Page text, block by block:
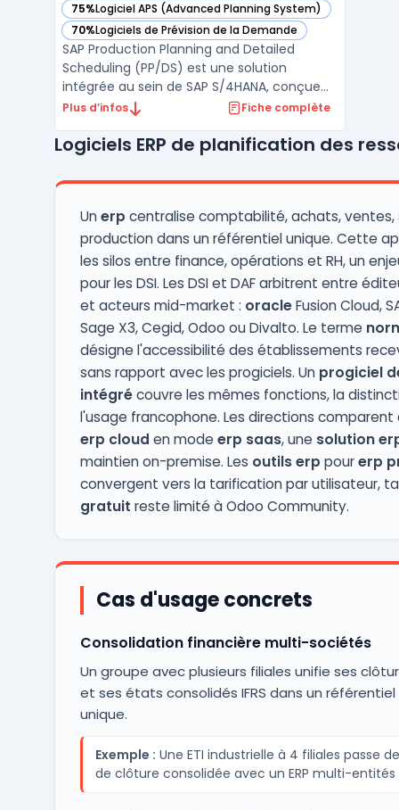
75%Logiciel APS (Advanced Planning System)
— voir SAP Production Planning and Detailed Scheduling
70%Logiciels de Prévision de la Demande
— voir SAP Production Planning and Detailed Scheduling
SAP Production Planning and Detailed
Scheduling (PP/DS) est une solution
intégrée au sein de SAP S/4HANA, conçue
pour optimiser la planification de la
des ressources. Elle aide les entreprises à
fabrication complexes en te ...
Plus d’infos Fiche complète
Logiciels ERP de planification des
Unerp centralise comptabilité, achats,
production dans un référentiel unique. Cette
les silos entre finance, opérations et RH, un
pour les DSI. Les DSI et DAF arbitrent entre
et acteurs mid-market : oracleFusion Cloud,
Sage X3, Cegid, Odoo ou Divalto. Le terme
désigne l'accessibilité des établissements
sans rapport avec les progiciels. Un progiciel
intégrécouvre les mêmes fonctions, la
l'usage francophone. Les directions comparent
erp cloud en mode erp saas, une solution
maintien on-premise. Les outils erp pourerp
convergent vers la tarification par utilisateur,
gratuit reste limité à Odoo Community.
Cas d'usage concrets
Consolidation financière multi-sociétés
Un groupe avec plusieurs filiales unifie ses
et ses états consolidés IFRS dans un
unique.
Exemple : Une ETI industrielle à 4 filiales passe
de clôture consolidée avec un ERP multi-entités